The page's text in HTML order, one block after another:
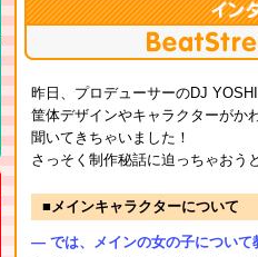
昨日、プロデューサーのDJ
筐体デザインやキャラクターがか
聞いてきちゃいました！
さっそく制作秘話に迫っちゃおう
■メインキャラクターについて
― では、メインの女の子について